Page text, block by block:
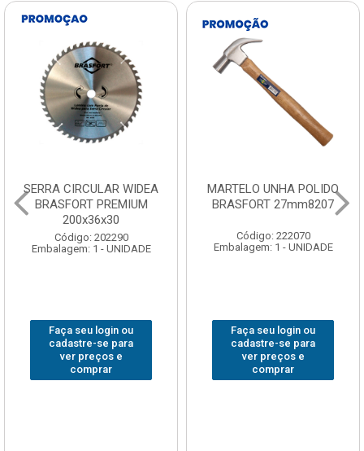
SERRA CIRCULAR WIDEA
BRASFORT PREMIUM
200x36x30
Código: 202290
Embalagem: 1 - UNIDADE
Faça seu login ou
cadastre-se para
ver preços e
comprar
MARTELO UNHA POLIDO
BRASFORT 27mm8207
Código: 222070
Embalagem: 1 - UNIDADE
Faça seu login ou
cadastre-se para
ver preços e
comprar